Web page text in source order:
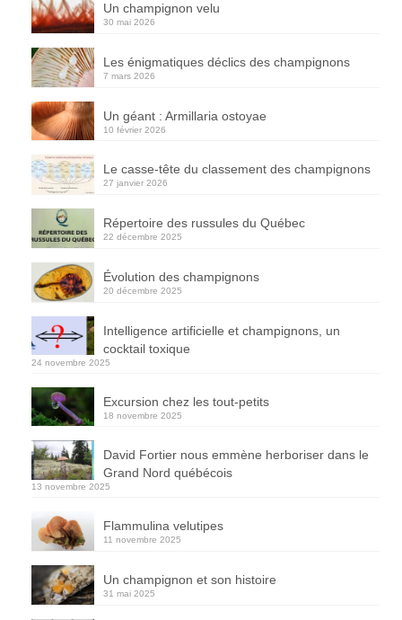
Un champignon velu
30 mai 2026
Les énigmatiques déclics des champignons
7 mars 2026
Un géant : Armillaria ostoyae
10 février 2026
Le casse-tête du classement des champignons
27 janvier 2026
Répertoire des russules du Québec
22 décembre 2025
Évolution des champignons
20 décembre 2025
Intelligence artificielle et champignons, un
cocktail toxique
24 novembre 2025
Excursion chez les tout-petits
18 novembre 2025
David Fortier nous emmène herboriser dans le
Grand Nord québécois
13 novembre 2025
Flammulina velutipes
11 novembre 2025
Un champignon et son histoire
31 mai 2025